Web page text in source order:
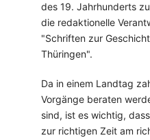
des 19. Jahrhunderts
die redaktionelle
"Schriften zur
Thüringen".
Da in einem Landtag
Vorgänge beraten
sind, ist es wichtig,
zur richtigen Zeit am